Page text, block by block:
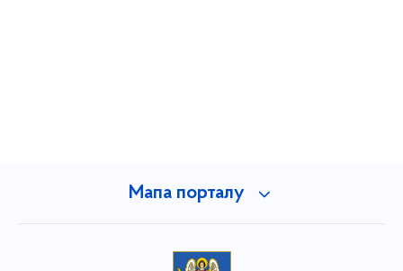
Мапа порталу